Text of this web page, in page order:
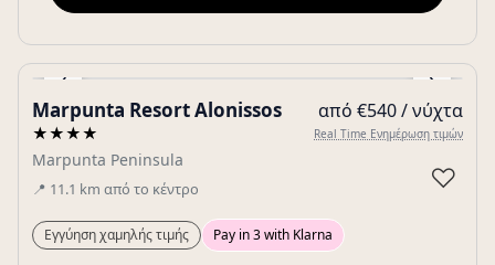
‹ ›
Gallery
Marpunta Resort Alonissos
★★★★
Marpunta Peninsula
📍 11.1 km από το κέντρο
από €540 / νύχτα
Real Time Ενημέρωση τιμών
♡
Εγγύηση χαμηλής τιμής Pay in 3 with Klarna